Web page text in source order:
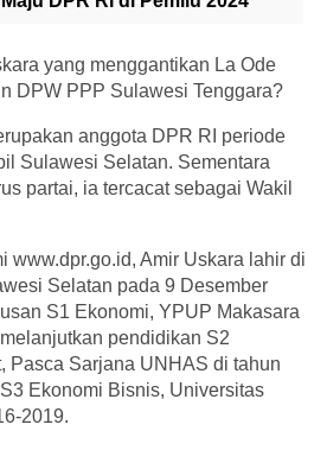
yang menggantikan La Ode
DPW PPP Sulawesi Tenggara?
anggota DPR RI periode
Sulawesi Selatan. Sementara
partai, ia tercacat sebagai Wakil
www.dpr.go.id, Amir Uskara lahir di
Selatan pada 9 Desember
S1 Ekonomi, YPUP Makasara
pendidikan S2
Pasca Sarjana UNHAS di tahun
Ekonomi Bisnis, Universitas
2019.